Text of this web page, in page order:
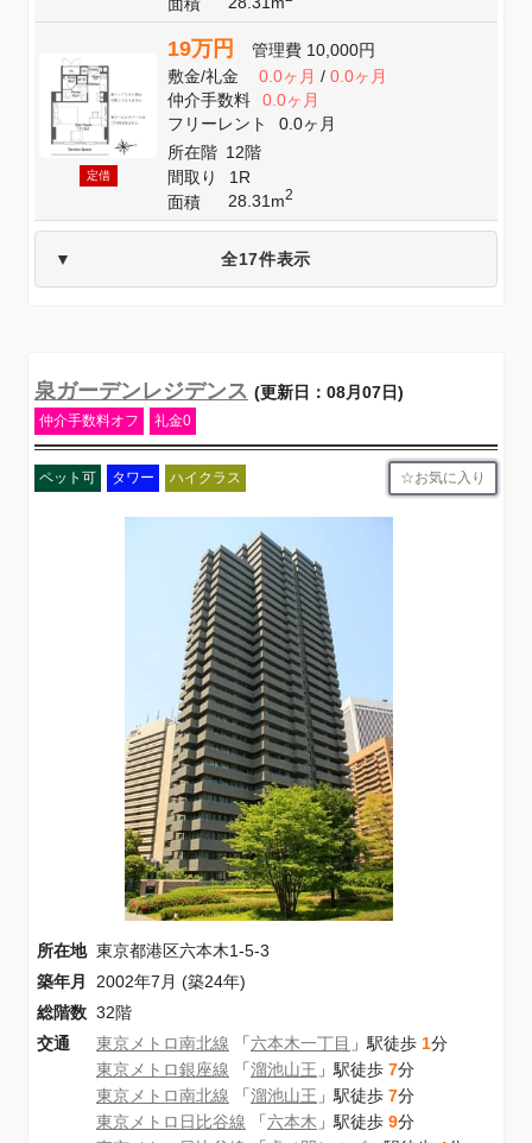
定借
19万円 管理費 10,000円
敷金/礼金 0.0ヶ月/ 0.0ヶ月
仲介手数料
0.0ヶ月
フリーレント
0.0ヶ月
所在階 12階
間取り
1R
面積
28.31m2
全17件表示
泉ガーデンレジデンス (更新日：08月07日)
仲介手数料オフ 礼金0
ペット可 タワー ハイクラス お気に入り
所在地 東京都港区六本木1-5-3
築年月
2002年7月 (築24年)
総階数 32階
交通
東京メトロ南北線 「六本木一丁目 」駅徒歩 1分
東京メトロ銀座線 「溜池山王 」駅徒歩 7分
東京メトロ南北線 「溜池山王 」駅徒歩 7分
東京メトロ日比谷線 「六本木 」駅徒歩 9分